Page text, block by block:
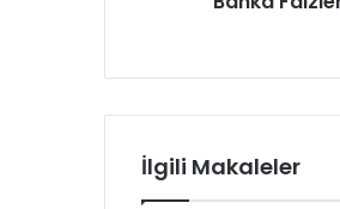
İlgili Makaleler